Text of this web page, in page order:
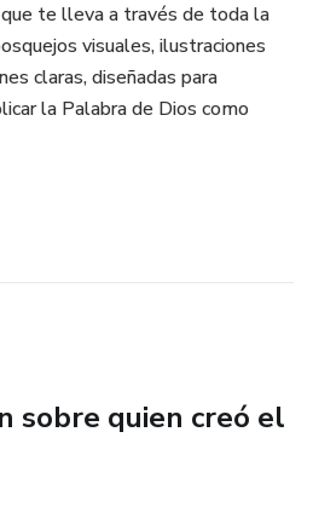
te lleva a través de toda la
visuales, ilustraciones
claras, diseñadas para
la Palabra de Dios como
sobre quien creó el